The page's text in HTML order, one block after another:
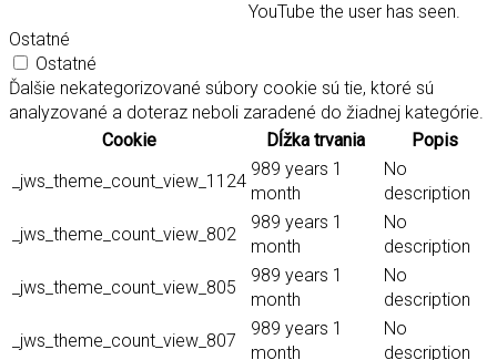
YouTube the user has seen.
Ostatné
Ostatné
Ďalšie nekategorizované súbory cookie sú tie, ktoré sú
analyzované a doteraz neboli zaradené do žiadnej kategórie.
Cookie
Dĺžka trvania
Popis
_jws_theme_count_view_1124
989 years 1
month
No
description
_jws_theme_count_view_802
989 years 1
month
No
description
_jws_theme_count_view_805
989 years 1
month
No
description
_jws_theme_count_view_807
989 years 1
month
No
description